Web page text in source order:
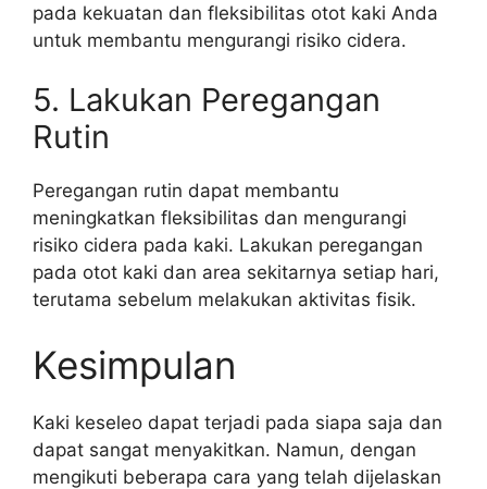
pada kekuatan dan fleksibilitas otot kaki Anda
untuk membantu mengurangi risiko cidera.
5. Lakukan Peregangan
Rutin
Peregangan rutin dapat membantu
meningkatkan fleksibilitas dan mengurangi
risiko cidera pada kaki. Lakukan peregangan
pada otot kaki dan area sekitarnya setiap hari,
terutama sebelum melakukan aktivitas fisik.
Kesimpulan
Kaki keseleo dapat terjadi pada siapa saja dan
dapat sangat menyakitkan. Namun, dengan
mengikuti beberapa cara yang telah dijelaskan